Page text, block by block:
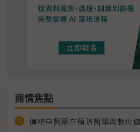
商情焦點
傳統中醫藥在預防醫學與數位